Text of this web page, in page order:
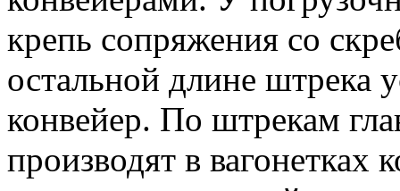
крепь сопряжения со
остальной длине штрека
конвейер. По штрекам
производят в вагонетках